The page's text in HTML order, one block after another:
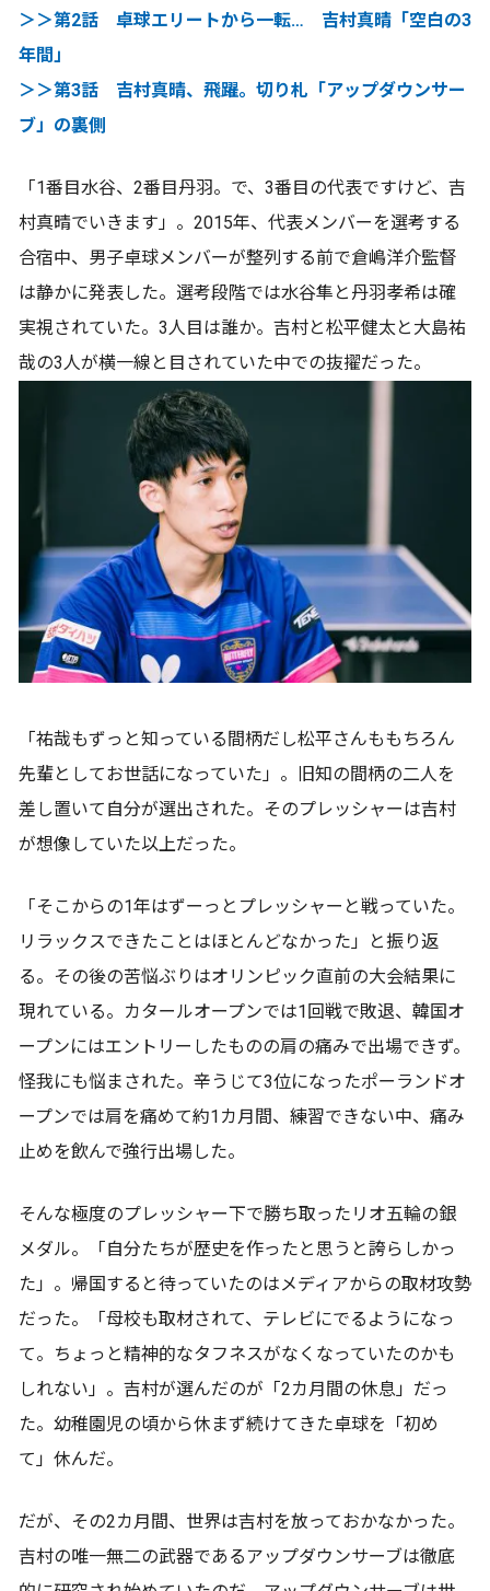
＞＞第2話 卓球エリートから一転… 吉村真晴「空白の3
年間」
＞＞第3話 吉村真晴、飛躍。切り札「アップダウンサー
ブ」の裏側
「1番目水谷、2番目丹羽。で、3番目の代表ですけど、吉
村真晴でいきます」。2015年、代表メンバーを選考する
合宿中、男子卓球メンバーが整列する前で倉嶋洋介監督
は静かに発表した。選考段階では水谷隼と丹羽孝希は確
実視されていた。3人目は誰か。吉村と松平健太と大島祐
哉の3人が横一線と目されていた中での抜擢だった。
「祐哉もずっと知っている間柄だし松平さんももちろん
先輩としてお世話になっていた」。旧知の間柄の二人を
差し置いて自分が選出された。そのプレッシャーは吉村
が想像していた以上だった。
「そこからの1年はずーっとプレッシャーと戦っていた。
リラックスできたことはほとんどなかった」と振り返
る。その後の苦悩ぶりはオリンピック直前の大会結果に
現れている。カタールオープンでは1回戦で敗退、韓国オ
ープンにはエントリーしたものの肩の痛みで出場できず。
怪我にも悩まされた。辛うじて3位になったポーランドオ
ープンでは肩を痛めて約1カ月間、練習できない中、痛み
止めを飲んで強行出場した。
そんな極度のプレッシャー下で勝ち取ったリオ五輪の銀
メダル。「自分たちが歴史を作ったと思うと誇らしかっ
た」。帰国すると待っていたのはメディアからの取材攻勢
だった。「母校も取材されて、テレビにでるようになっ
て。ちょっと精神的なタフネスがなくなっていたのかも
しれない」。吉村が選んだのが「2カ月間の休息」だっ
た。幼稚園児の頃から休まず続けてきた卓球を「初め
て」休んだ。
だが、その2カ月間、世界は吉村を放っておかなかった。
吉村の唯一無二の武器であるアップダウンサーブは徹底